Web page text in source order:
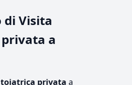
di Visita
a
privata a